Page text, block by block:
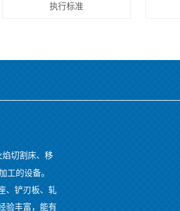
执行标准
切割床、移
工的设备。
、铲刃板、轧
验丰富，能有